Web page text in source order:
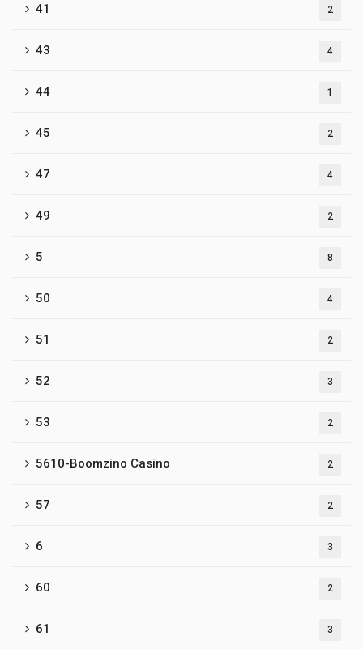
41 2
43 4
44 1
45 2
47 4
49 2
5 8
50 4
51 2
52 3
53 2
5610-Boomzino Casino 2
57 2
6 3
60 2
61 3